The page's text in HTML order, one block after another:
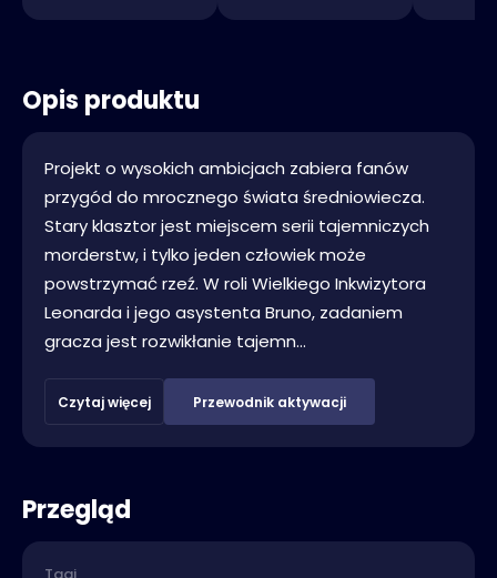
Opis produktu
Projekt o wysokich ambicjach zabiera fanów
przygód do mrocznego świata średniowiecza.
Stary klasztor jest miejscem serii tajemniczych
morderstw, i tylko jeden człowiek może
powstrzymać rzeź. W roli Wielkiego Inkwizytora
Leonarda i jego asystenta Bruno, zadaniem
gracza jest rozwikłanie tajemn...
Czytaj więcej Przewodnik aktywacji
Przegląd